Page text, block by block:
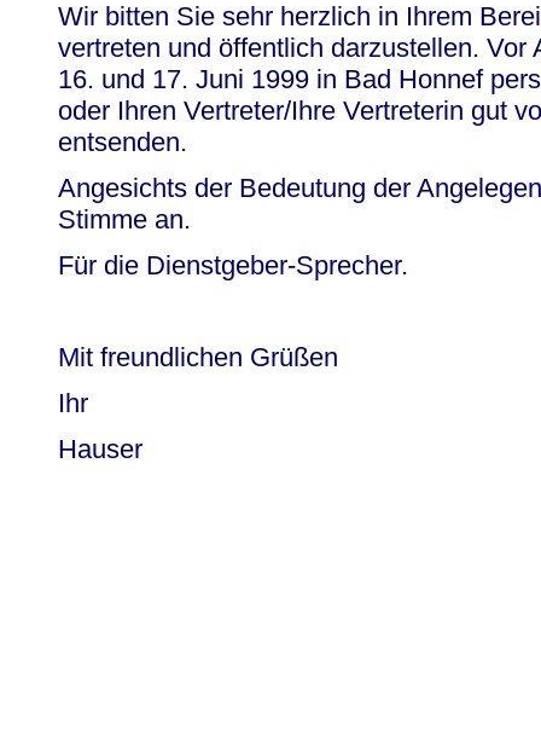
Wir bitten Sie sehr herzlich in Ihrem
vertreten und öffentlich darzustellen. Vor
16. und 17. Juni 1999 in Bad Honnef
oder Ihren Vertreter/Ihre Vertreterin gut
entsenden.
Angesichts der Bedeutung der
Stimme an.
Für die Dienstgeber-Sprecher.
Mit freundlichen Grüßen
Ihr
Hauser